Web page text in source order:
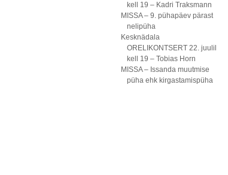
kell 19 – Kadri Traksmann
MISSA – 9. pühapäev pärast
nelipüha
Kesknädala
ORELIKONTSERT 22. juulil
kell 19 – Tobias Horn
MISSA – Issanda muutmise
püha ehk kirgastamispüha